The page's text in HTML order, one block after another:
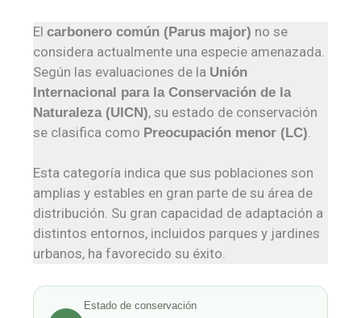
Elcarbonero común (Parus major) no se
considera actualmente una especie amenazada.
Según las evaluaciones de la Unión
Internacional para la Conservación de la
Naturaleza (UICN), su estado de conservación
se clasifica como Preocupación menor (LC)
Esta categoría indica que sus poblaciones son
amplias y estables en gran parte de su área de
distribución. Su gran capacidad de adaptación a
distintos entornos, incluidos parques y jardines
urbanos, ha favorecido su éxito.
Estado de conservación